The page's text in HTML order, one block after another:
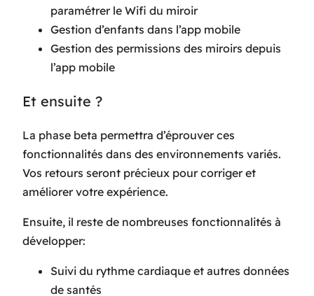
paramétrer le Wifi du miroir
Gestion d’enfants dans l’app mobile
Gestion des permissions des miroirs depuis
l’app mobile
Et ensuite ?
La phase beta permettra d’éprouver ces
fonctionnalités dans des environnements variés.
Vos retours seront précieux pour corriger et
améliorer votre expérience.
Ensuite, il reste de nombreuses fonctionnalités à
développer:
Suivi du rythme cardiaque et autres données
de santés